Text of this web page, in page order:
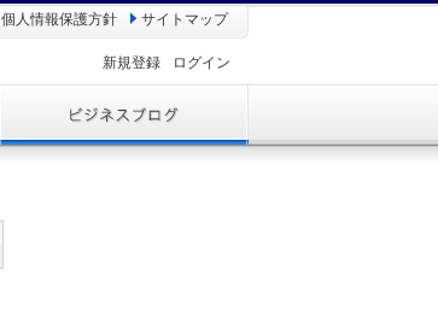
個人情報保護方針 サイトマップ
新規登録 ログイン